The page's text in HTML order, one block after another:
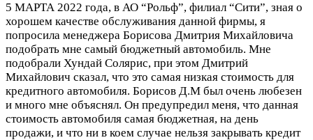
5 МАРТА 2022 года, в АО “Рольф”, филиал “Сити”, зная о
хорошем качестве обслуживания данной фирмы, я
попросила менеджера Борисова Дмитрия Михайловича
подобрать мне самый бюджетный автомобиль. Мне
подобрали Хундай Солярис, при этом Дмитрий
Михайлович сказал, что это самая низкая стоимость для
кредитного автомобиля. Борисов Д.М был очень любезен
и много мне объяснял. Он предупредил меня, что данная
стоимость автомобиля самая бюджетная, на день
продажи, и что ни в коем случае нельзя закрывать кредит